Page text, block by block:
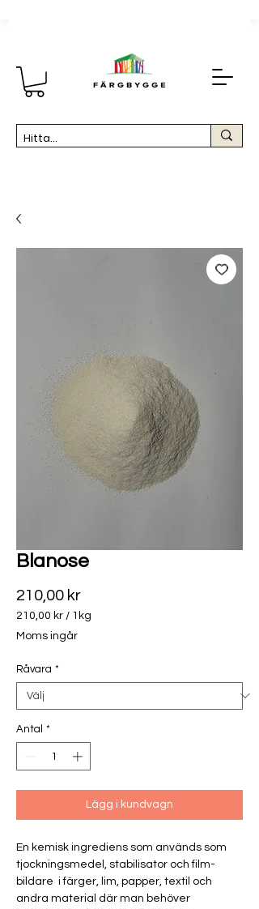
Blanose
210,00 krPris
210,00 kr / 1kg
210,00 kr
per
kilo
Moms ingår
Råvara *
Antal *
Lägg i kundvagn
En kemisk ingrediens som används som
tjockningsmedel, stabilisator och film-
bildare i färger, lim, papper, textil och
andra material där man behöver